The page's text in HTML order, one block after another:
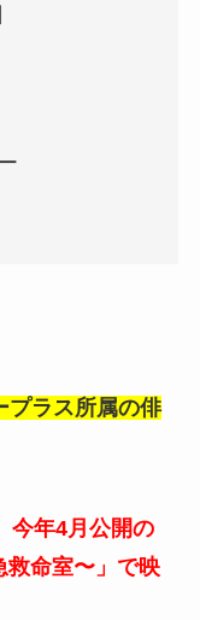
プラス所属の俳
今年4月公開の
救命室〜」で映